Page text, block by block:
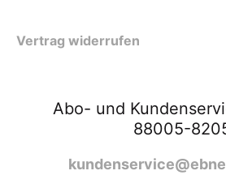
Vertrag widerrufen
Abo- und
88005-